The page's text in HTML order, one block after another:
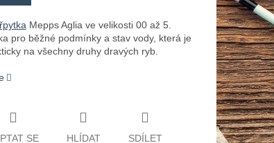
Mepps Aglia ve velikosti 00 až 5.
pro běžné podmínky a stav vody, která je
na všechny druhy dravých ryb.
SE HLÍDAT SDÍLET